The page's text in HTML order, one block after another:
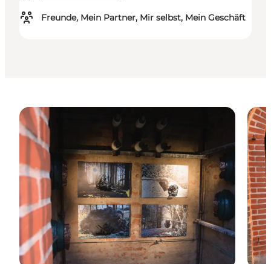
Freunde, Mein Partner, Mir selbst, Mein Geschäft